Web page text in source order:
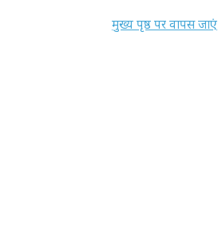
मुख्य पृष्ठ पर वापस जाएं